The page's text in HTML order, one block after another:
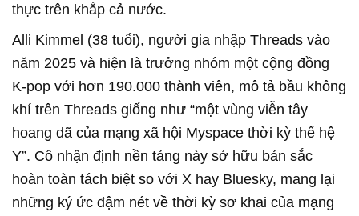
thực trên khắp cả nước.
Alli Kimmel (38 tuổi), người gia nhập Threads vào
năm 2025 và hiện là trưởng nhóm một cộng đồng
K-pop với hơn 190.000 thành viên, mô tả bầu không
khí trên Threads giống như “một vùng viễn tây
hoang dã của mạng xã hội Myspace thời kỳ thế hệ
Y”. Cô nhận định nền tảng này sở hữu bản sắc
hoàn toàn tách biệt so với X hay Bluesky, mang lại
những ký ức đậm nét về thời kỳ sơ khai của mạng